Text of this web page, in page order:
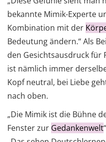
bekannte Mimik-Experte
Kombination mit der
Bedeutung ändern.“ Als
den Gesichtsausdruck für
ist nämlich immer
Kopf neutral, bei Liebe
nach oben.
„Die Mimik ist die Bühne
Fenster zur Gedankenwelt